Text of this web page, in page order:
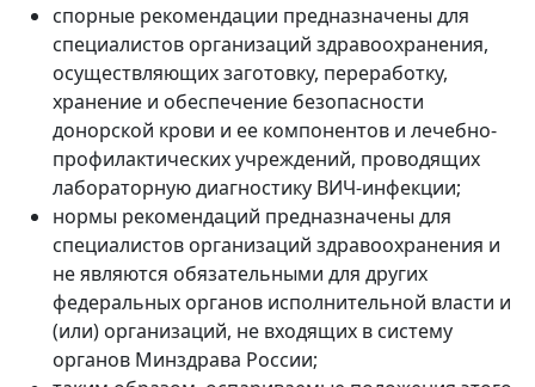
спорные рекомендации предназначены для
специалистов организаций здравоохранения,
осуществляющих заготовку, переработку,
хранение и обеспечение безопасности
донорской крови и ее компонентов и лечебно-
профилактических учреждений, проводящих
лабораторную диагностику ВИЧ-инфекции;
нормы рекомендаций предназначены для
специалистов организаций здравоохранения и
не являются обязательными для других
федеральных органов исполнительной власти и
(или) организаций, не входящих в систему
органов Минздрава России;